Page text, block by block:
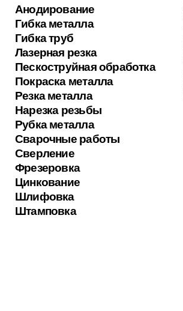
Анодирование
Гибка металла
Гибка труб
Лазерная резка
Пескоструйная обработка
Покраска металла
Резка металла
Нарезка резьбы
Рубка металла
Сварочные работы
Сверление
Фрезеровка
Цинкование
Шлифовка
Штамповка